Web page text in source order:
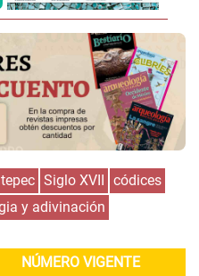
Siglo XVII códices
y adivinación
NÚMERO VIGENTE